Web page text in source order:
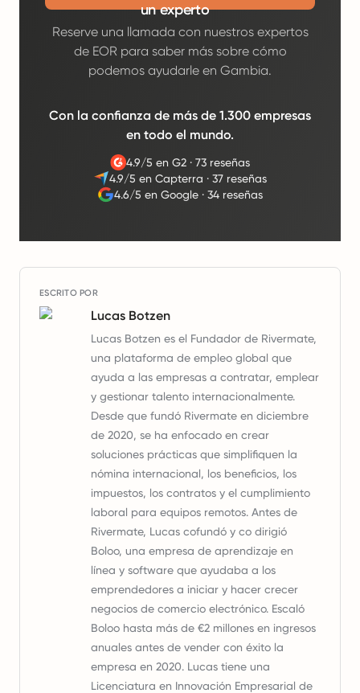
un experto
Reserve una llamada con nuestros expertos
de EOR para saber más sobre cómo
podemos ayudarle en Gambia.
Con la confianza de más de 1.300 empresas
en todo el mundo.
4.9/5 en G2 ·73 reseñas
4.9/5 en Capterra ·37 reseñas
4.6/5 en Google· 34 reseñas
ESCRITO POR
Lucas Botzen
Lucas Botzen es el Fundador de Rivermate,
una plataforma de empleo global que
ayuda a las empresas a contratar, emplear
y gestionar talento internacionalmente.
Desde que fundó Rivermate en diciembre
de 2020, se ha enfocado en crear
soluciones prácticas que simplifiquen la
nómina internacional, los beneficios, los
impuestos, los contratos y el cumplimiento
laboral para equipos remotos. Antes de
Rivermate, Lucas cofundó y co dirigió
Boloo, una empresa de aprendizaje en
línea y software que ayudaba a los
emprendedores a iniciar y hacer crecer
negocios de comercio electrónico. Escaló
Boloo hasta más de €2 millones en ingresos
anuales antes de vender con éxito la
empresa en 2020. Lucas tiene una
Licenciatura en Innovación Empresarial de